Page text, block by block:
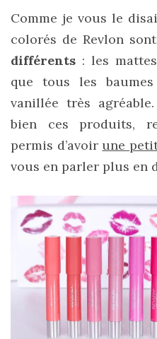
Comparatif :
les
Monceau
et
Mini
Marly
Ateliers
Auguste,
lequel
choisir
02/05/2026
Comme je vous le
colorés de Revlon
différents : les
que tous les
vanillée très
bien ces produits,
permis d’avoirune
vous en parler plus en